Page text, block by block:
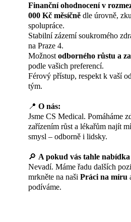
Finanční ohodnocení v
000 Kč měsíčně dle úrovně,
spolupráce.
Stabilní zázemí soukromého
na Praze 4.
Možnost odborného růstu a
podle vašich preferencí.
Férový přístup, respekt k vaší
tým.
📍 O nás:
Jsme CS Medical. Pomáháme
zařízením růst a lékařům najít
smysl – odborně i lidsky.
🔎 A pokud vás tahle
Nevadí. Máme řadu dalších
mrkněte na naši Práci na míru
podíváme.